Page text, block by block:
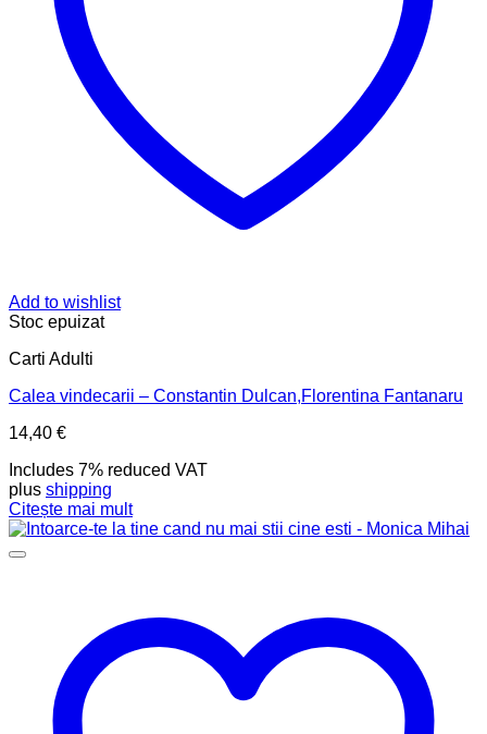
Add to wishlist
Stoc epuizat
Carti Adulti
Calea vindecarii – Constantin Dulcan,Florentina Fantanaru
14,40 €
Includes 7% reduced VAT
plus shipping
Citește mai mult